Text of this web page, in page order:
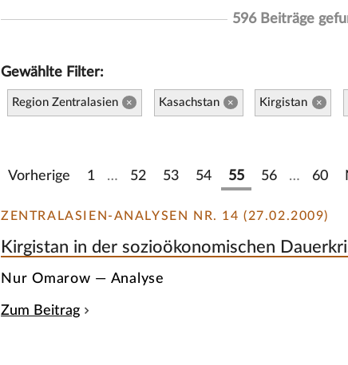
596 Beiträge
Gewählte Filter:
Region Zentralasien × Kasachstan × Kirgistan ×
Vorherige 1 … 52 53 54 55 56 … 60
ZENTRALASIEN-ANALYSEN NR. 14 (27.02.2009)
Kirgistan in der sozioökonomischen
Nur Omarow — Analyse
Zum Beitrag